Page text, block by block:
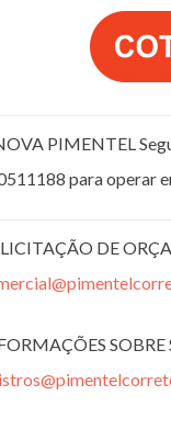
PIMENTEL
para operar
DE
SOBRE